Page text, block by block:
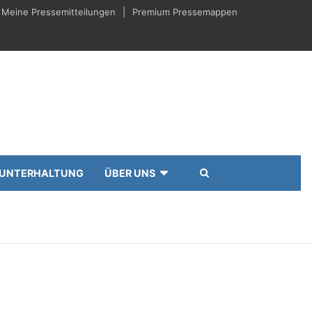
Meine Pressemitteilungen Premium Pressemappen
UNTERHALTUNG ÜBER UNS